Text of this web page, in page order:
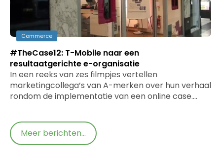
Commerce
#TheCase12: T-Mobile naar een
resultaatgerichte e-organisatie
In een reeks van zes filmpjes vertellen
marketingcollega’s van A-merken over hun verhaal
rondom de implementatie van een online case.…
Meer berichten...